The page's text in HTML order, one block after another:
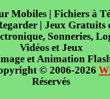
Mobiles | Fichiers à
| Jeux Gratuits
Sonneries,
Vidéos et Jeux
et Animation
© 2006-2026
Réservés